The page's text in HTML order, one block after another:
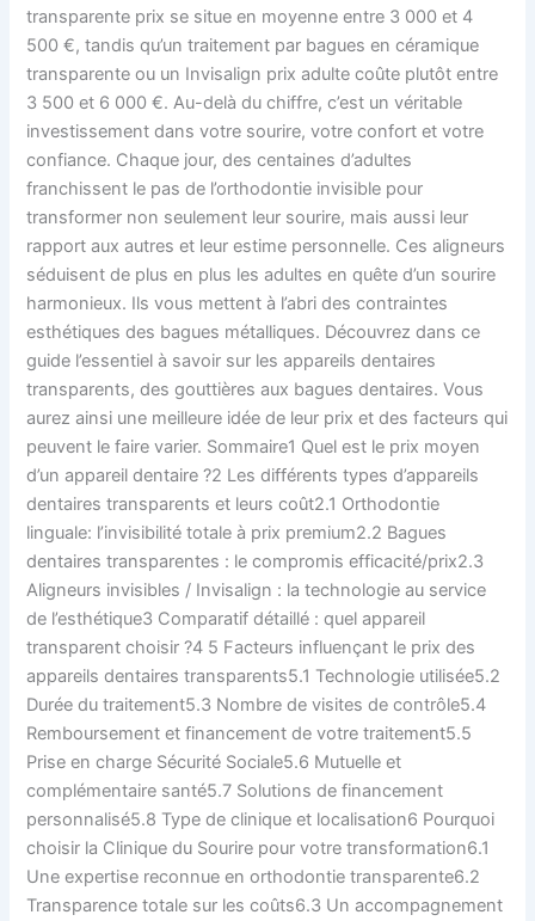
transparente prix se situe en moyenne entre 3 000 et 4
500 €, tandis qu’un traitement par bagues en céramique
transparente ou un Invisalign prix adulte coûte plutôt entre
3 500 et 6 000 €. Au-delà du chiffre, c’est un véritable
investissement dans votre sourire, votre confort et votre
confiance. Chaque jour, des centaines d’adultes
franchissent le pas de l’orthodontie invisible pour
transformer non seulement leur sourire, mais aussi leur
rapport aux autres et leur estime personnelle. Ces aligneurs
séduisent de plus en plus les adultes en quête d’un sourire
harmonieux. Ils vous mettent à l’abri des contraintes
esthétiques des bagues métalliques. Découvrez dans ce
guide l’essentiel à savoir sur les appareils dentaires
transparents, des gouttières aux bagues dentaires. Vous
aurez ainsi une meilleure idée de leur prix et des facteurs qui
peuvent le faire varier. Sommaire1 Quel est le prix moyen
d’un appareil dentaire ?2 Les différents types d’appareils
dentaires transparents et leurs coût2.1 Orthodontie
linguale: l’invisibilité totale à prix premium2.2 Bagues
dentaires transparentes : le compromis efficacité/prix2.3
Aligneurs invisibles / Invisalign : la technologie au service
de l’esthétique3 Comparatif détaillé : quel appareil
transparent choisir ?4 5 Facteurs influençant le prix des
appareils dentaires transparents5.1 Technologie utilisée5.2
Durée du traitement5.3 Nombre de visites de contrôle5.4
Remboursement et financement de votre traitement5.5
Prise en charge Sécurité Sociale5.6 Mutuelle et
complémentaire santé5.7 Solutions de financement
personnalisé5.8 Type de clinique et localisation6 Pourquoi
choisir la Clinique du Sourire pour votre transformation6.1
Une expertise reconnue en orthodontie transparente6.2
Transparence totale sur les coûts6.3 Un accompagnement